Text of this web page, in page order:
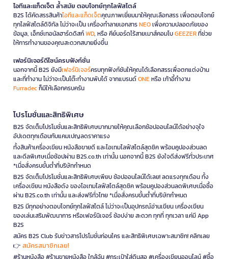
ไอทีและแก็ดเจ็ต ล้ำสมัย ตอบโจทย์ทุกไลฟ์สไตล์
B2S ได้คัดสรรสินค้าไอทีและแก็ดเจ็ตคุณภาพเยี่ยมมาให้คุณเลือกสรร เพื่อตอบโจทย์
ทุกไลฟ์สไตล์ดิจิทัล ไม่ว่าจะเป็น เครื่องทำลายเอกสารNEOเพื่อความปลอดภัยของ
ข้อมูล, เอ็กซ์เทอนัลฮาร์ดดิสก์WD, หรือ คีย์บอร์ดไร้สายเมาส์คอมโบGEEZERที่ช่วย
ให้การทำงานของคุณสะดวกสบายยิ่งขึ้น
เฟอร์นิเจอร์ดีไซน์ครบฟังก์ชั่น
นอกจากนี้ B2S ยังมีเฟอร์นิเจอร์ครบทุกฟังก์ชันให้คุณได้เลือกสรรเพื่อตกแต่งบ้าน
และที่ทำงาน ไม่ว่าจะเป็นโต๊ะทำงานพับได้ จากแบรนด์ONEหรือ เก้าอี้ทำงาน
Furradecก็มีให้เลือกครบครัน
โปรโมชั่นและสิทธิพิเศษ
B2S จัดเต็มโปรโมชั่นและสิทธิพิเศษมากมายให้คุณเลือกช้อปออนไลน์ได้อย่างจุใจ
อัปเดตทุกเดือนกับแคมเปญลดราคาแรง
ทั้งสินค้าเครื่องเขียน หนังสือขายดี และไอเทมไลฟ์สไตล์สุดชิค พร้อมคูปองส่วนลด
และดีลพิเศษเมื่อช้อปผ่าน B2S.co.th เท่านั้น นอกจากนี้ B2S ยังใจดีส่งฟรีทั่วประเทศ
*เมื่อสั่งครบขั้นต่ำที่บริษัทกำหนด
B2S จัดเต็มโปรโมชั่นและสิทธิพิเศษเพียบ ช้อปออนไลน์ได้เลย! ลดแรงทุกเดือน ทั้ง
เครื่องเขียน หนังสือดัง ของไอเทมไลฟ์สไตล์สุดชิค พร้อมคูปองส่วนลดพิเศษเมื่อซื้อ
ผ่าน B2S.co.th เท่านั้น และส่งฟรีทั่วไทย *เมื่อสั่งครบขั้นต่ำที่บริษัทกำหนด
B2S มีทุกอย่างตอบโจทย์ทุกไลฟ์สไตล์ ไม่ว่าจะเป็นอุปกรณ์อ่านเขียน เครื่องเขียน
ของเล่นเสริมพัฒนาการ หรือเฟอร์นิเจอร์ ช้อปง่าย สะดวก ทุกที่ ทุกเวลา แค่มี App
B2S
สมัคร B2S Club รับข่าวสารโปรโมชั่นก่อนใคร และสิทธิพิเศษเฉพาะสมาชิก! คลิกเลย
👉 สมัครสมาชิกเลย!
#ร้านหนังสือ #ร้านขายหนังสือ ใกล้ฉัน #กระเป๋าใส่ดินสอ #เครื่องเขียนออนไลน์ #ซื้อ